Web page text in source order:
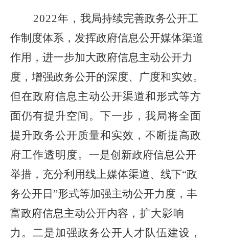
2022年 ， 我局持续完善政务公开工
作制度体系，发挥政府信息公开媒体渠道
作用，进一步加大政府信息主动公开力
度，增强政务公开的深度、广度和实效。
但在政府信息主动公开渠道和形式等方
面仍有提升空间 。下一步 ， 我局将全面
提升政务公开质量和实效，不断提高政
府工作透明度。 一是创新政府信息公开
举措，充分利用线上媒体渠道、线下“政
务公开日”形式等加强主动公开力度，丰
富政府信息主动公开内容 ，扩大影响
力。二是加强政务公开人才队伍建设，